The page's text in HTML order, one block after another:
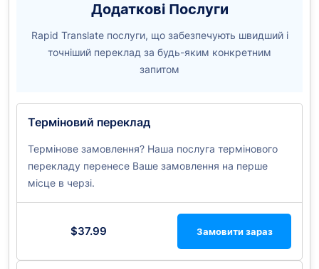
Додаткові Послуги
Rapid Translate послуги, що забезпечують швидший і
точніший переклад за будь-яким конкретним
запитом
Терміновий переклад
Термінове замовлення? Наша послуга термінового
перекладу перенесе Ваше замовлення на перше
місце в черзі.
$37.99 Замовити зараз